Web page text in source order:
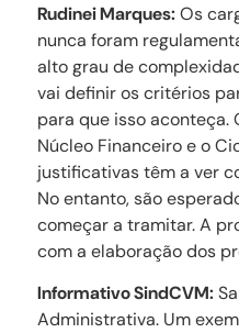
Rudinei Marques:Os
nunca foram
alto grau de
vai definir os critérios
para que isso aconteça.
Núcleo Financeiro e o
justificativas têm a ver
No entanto, são
começar a tramitar. A
com a elaboração dos
Informativo SindCVM:
Administrativa. Um